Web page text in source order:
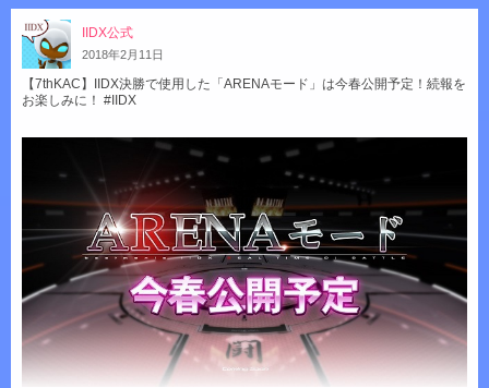
IIDX公式
2018年2月 11 日
【7thKAC】IIDX決勝で使用した「ARENAモード」は今春公開予定！続報を
お楽しみに！ #IIDX